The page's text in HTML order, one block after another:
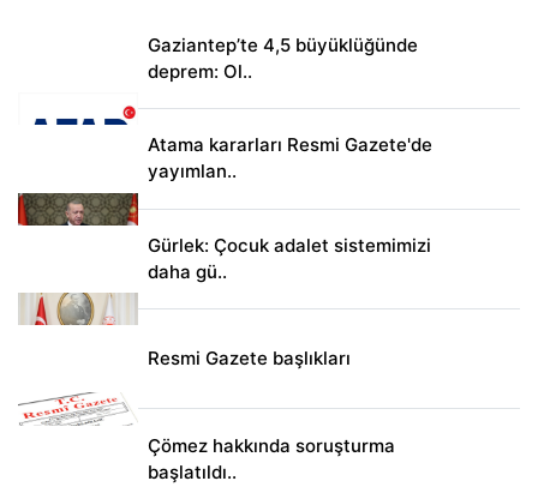
Gaziantep’te 4,5 büyüklüğünde
deprem: Ol..
Atama kararları Resmi Gazete'de
yayımlan..
Gürlek: Çocuk adalet sistemimizi
daha gü..
Resmi Gazete başlıkları
Çömez hakkında soruşturma
başlatıldı..